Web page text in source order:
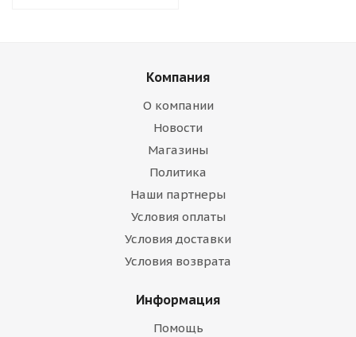
Компания
О компании
Новости
Магазины
Политика
Наши партнеры
Условия оплаты
Условия доставки
Условия возврата
Информация
Помощь